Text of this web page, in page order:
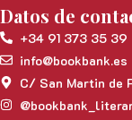
Datos de
+34 91 373 35 39
info@bookbank.es
C/ San Martin de